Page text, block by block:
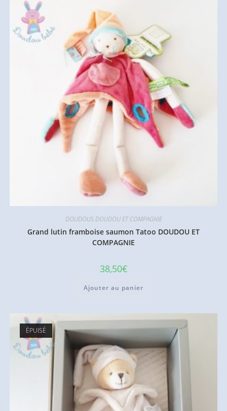
DOUDOUS DOUDOU ET COMPAGNIE
Grand lutin framboise saumon Tatoo DOUDOU ET
COMPAGNIE
38,50€
Ajouter au panier
ÉPUISÉ